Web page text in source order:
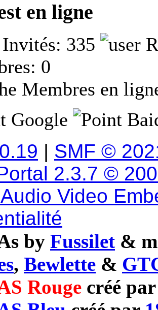
en ligne
Invités: 335
0
Membres en
Google
| SMF ©
2.3.7 ©
Video
by Fussilet &
, Bewlette &
Rouge créé